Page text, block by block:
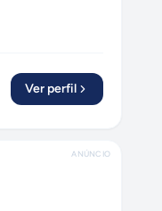
Ver perfil
ANÚNCIO